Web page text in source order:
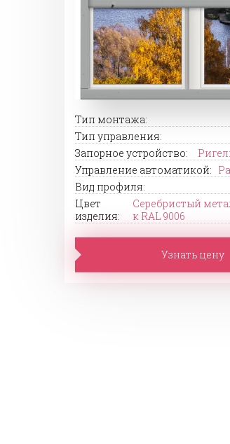
Тип монтажа:
Тип управления:
Запорное устройство:
Управление автоматикой:
Вид профиля:
Цвет
изделия:
Серебристый
к RAL 9006
Узнать цену